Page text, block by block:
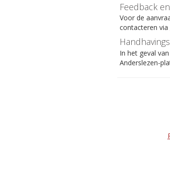
Feedback
Voor de
contacteren via
In het geval
Anderslezen-